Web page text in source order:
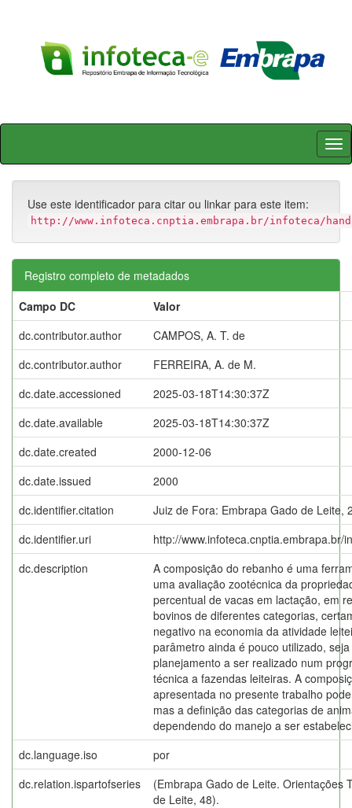
Skip
Use este identificador para citar ou linkar para este item:
http://www.infoteca.cnptia.embrapa.br/infoteca/
Registro completo de metadados
Campo DC
Valor
dc.contributor.author
CAMPOS, A. T. de
dc.contributor.author
FERREIRA, A. de M.
dc.date.accessioned
2025-03-18T14:30:37Z
dc.date.available
2025-03-18T14:30:37Z
dc.date.created
2000-12-06
dc.date.issued
2000
dc.identifier.citation
Juiz de Fora: Embrapa Gado de Leite,
dc.identifier.uri
http://www.infoteca.cnptia.embrapa.br/
dc.description
A composição do rebanho é uma
uma avaliação zootécnica da
percentual de vacas em lactação, em
bovinos de diferentes categorias,
negativo na economia da atividade
parâmetro ainda é pouco utilizado,
planejamento a ser realizado num
técnica a fazendas leiteiras. A
apresentada no presente trabalho
mas a definição das categorias de
dependendo do manejo a ser
dc.language.iso
por
dc.relation.ispartofseries
(Embrapa Gado de Leite. Orientações
de Leite, 48).